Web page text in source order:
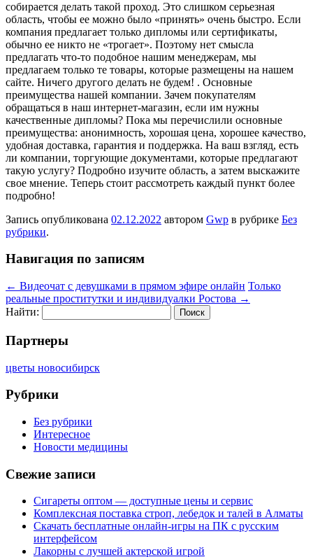
собирается делать такой проход. Это слишком серьезная
область, чтобы ее можно было «принять» очень быстро. Если
компания предлагает только дипломы или сертификаты,
обычно ее никто не «трогает». Поэтому нет смысла
предлагать что-то подобное нашим менеджерам, мы
предлагаем только те товары, которые размещены на нашем
сайте. Ничего другого делать не будем! . Основные
преимущества нашей компании. Зачем покупателям
обращаться в наш интернет-магазин, если им нужны
качественные дипломы? Пока мы перечислили основные
преимущества: анонимность, хорошая цена, хорошее качество,
удобная доставка, гарантия и поддержка. На ваш взгляд, есть
ли компании, торгующие документами, которые предлагают
такую услугу? Подробно изучите область, а затем выскажите
свое мнение. Теперь стоит рассмотреть каждый пункт более
подробно!
Запись опубликована 02.12.2022 автором Gwp в рубрике Без
рубрики.
Навигация по записям
← Видеочат с девушками в прямом эфире онлайн Только
реальные проститутки и индивидуалки Ростова →
Найти:
Партнеры
цветы новосибирск
Рубрики
Без рубрики
Интересное
Новости медицины
Свежие записи
Сигареты оптом — доступные цены и сервис
Комплексная поставка строп, лебедок и талей в Алматы
Скачать бесплатные онлайн-игры на ПК с русским
интерфейсом
Лакорны с лучшей актерской игрой